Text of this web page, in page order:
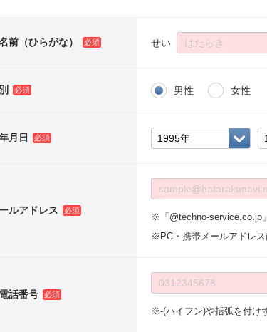
前（ひらがな） せい
男性 女性
月日
ルアドレス
※「@techno-service.co.jp
※PC・携帯メールアドレス
話番号
※-(ハイフン)や括弧を付け